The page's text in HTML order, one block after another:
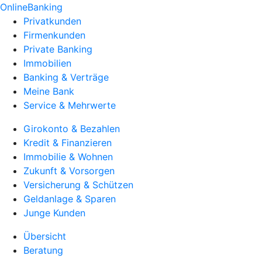
OnlineBanking
Privatkunden
Firmenkunden
Private Banking
Immobilien
Banking & Verträge
Meine Bank
Service & Mehrwerte
Girokonto & Bezahlen
Kredit & Finanzieren
Immobilie & Wohnen
Zukunft & Vorsorgen
Versicherung & Schützen
Geldanlage & Sparen
Junge Kunden
Übersicht
Beratung